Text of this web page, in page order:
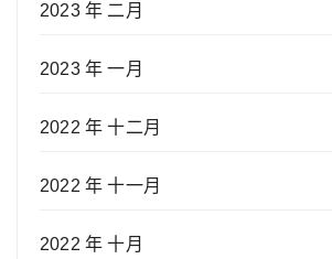
2023 年 二月
2023 年 一月
2022 年 十二月
2022 年 十一月
2022 年 十月